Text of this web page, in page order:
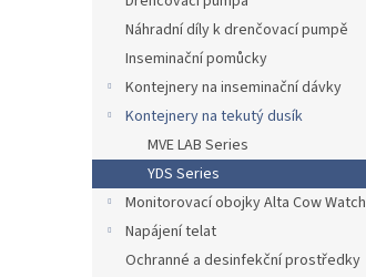
l
Náhradní díly k drenčovací pumpě
Inseminační pomůcky
Kontejnery na inseminační dávky
Kontejnery na tekutý dusík
MVE LAB Series
YDS Series
Monitorovací obojky Alta Cow Watch
Napájení telat
Ochranné a desinfekční prostředky